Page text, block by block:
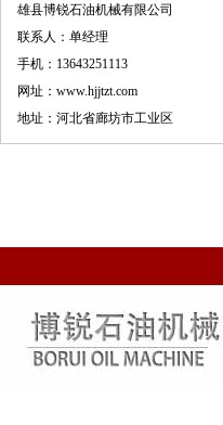
雄县博锐石油机械有限公司
联系人：单经理
手机：13643251113
网址：www.hjjtzt.com
地址：河北省廊坊市工业区